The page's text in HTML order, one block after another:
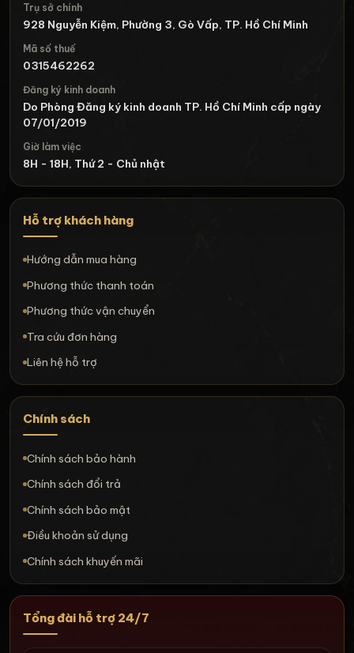
Trụ sở chính
928 Nguyễn Kiệm, Phường 3, Gò Vấp, TP. Hồ Chí Minh
Mã số thuế
0315462262
Đăng ký kinh doanh
Do Phòng Đăng ký kinh doanh TP. Hồ Chí Minh cấp ngày
07/01/2019
Giờ làm việc
8H - 18H, Thứ 2 - Chủ nhật
Hỗ trợ khách hàng
Hướng dẫn mua hàng
Phương thức thanh toán
Phương thức vận chuyển
Tra cứu đơn hàng
Liên hệ hỗ trợ
Chính sách
Chính sách bảo hành
Chính sách đổi trả
Chính sách bảo mật
Điều khoản sử dụng
Chính sách khuyến mãi
Tổng đài hỗ trợ 24/7